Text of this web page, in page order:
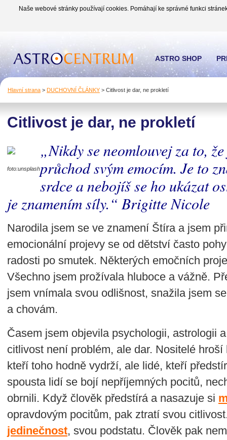
Naše webové stránky používají cookies. Pomáhají ke správné funkci
Hlavní strana > DUCHOVNÍ ČLÁNKY > Citlivost je dar, ne prokletí
Citlivost je dar, ne prokletí
foto:unsplash
„Nikdy se neomlouvej za to,
průchod svým emocím. Je to
srdce a nebojíš se ho ukázat
je znamením síly.“ Brigitte Nicole
Narodila jsem se ve znamení Štíra a jsem
emocionální projevy se od dětství často
radosti po smutek. Některých emočních
Všechno jsem prožívala hluboce a vážně.
jsem vnímala svou odlišnost, snažila jsem
a chovám.
Časem jsem objevila psychologii, astrologii
citlivost není problém, ale dar. Nositelé
kteří toho hodně vydrží, ale lidé, kteří
spousta lidí se bojí nepříjemných pocitů,
obrnili. Když člověk předstírá a nasazuje si
opravdovým pocitům, pak ztratí svou
jedinečnost, svou podstatu. Člověk pak
ASTRO SHOP